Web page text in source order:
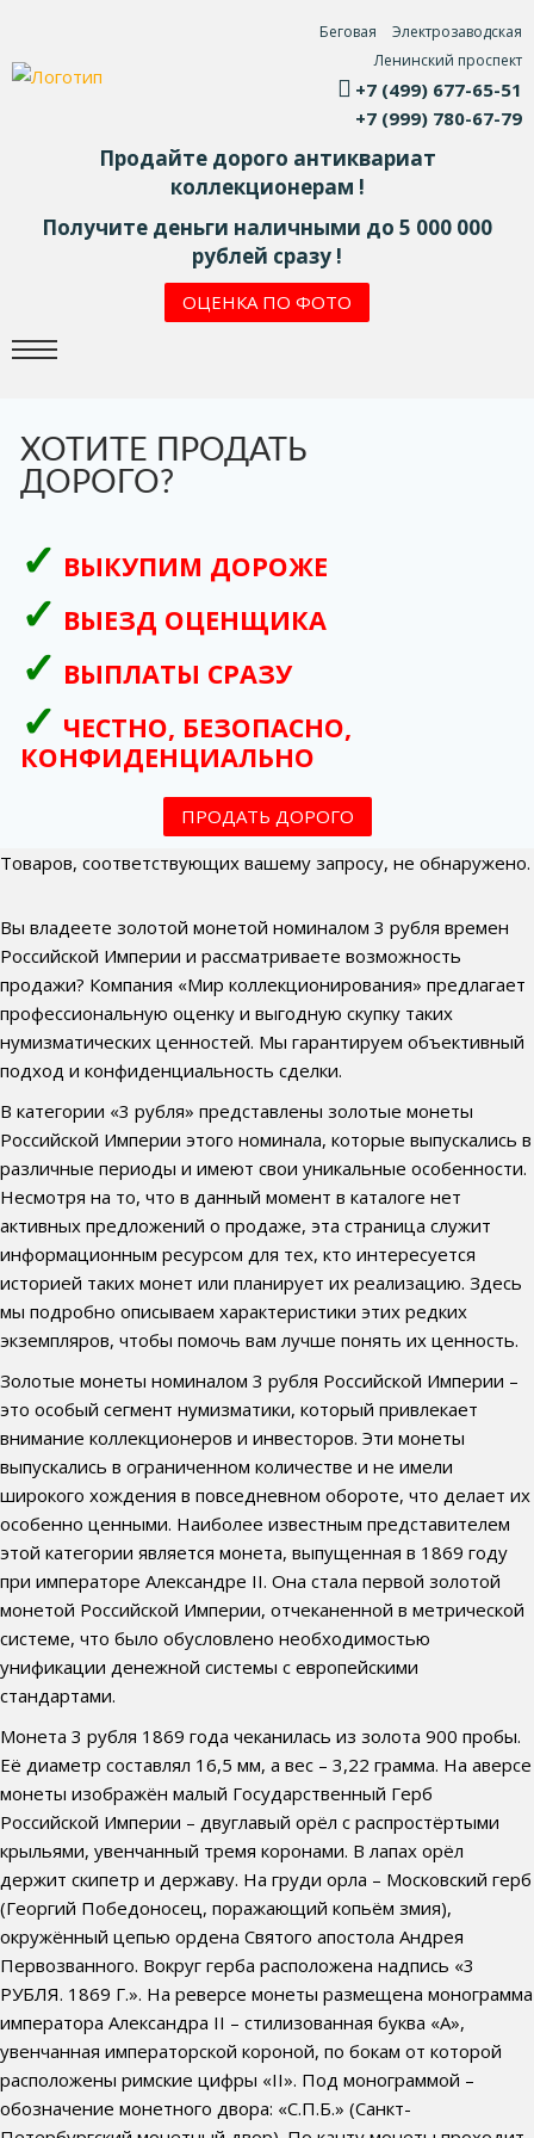
Беговая
Электрозаводская
Ленинский проспект
+7 (499) 677-65-51
+7 (999) 780-67-79
Продайте дорого антиквариат
коллекционерам !
Получите деньги наличными до 5 000 000
рублей сразу !
ОЦЕНКА ПО ФОТО
ХОТИТЕ ПРОДАТЬ
ДОРОГО?
ВЫКУПИМ ДОРОЖЕ
ВЫЕЗД ОЦЕНЩИКА
ВЫПЛАТЫ СРАЗУ
ЧЕСТНО, БЕЗОПАСНО,
КОНФИДЕНЦИАЛЬНО
ПРОДАТЬ ДОРОГО
Товаров, соответствующих вашему запросу, не обнаружено.
Вы владеете золотой монетой номиналом 3 рубля времен
Российской Империи и рассматриваете возможность
продажи? Компания «Мир коллекционирования» предлагает
профессиональную оценку и выгодную скупку таких
нумизматических ценностей. Мы гарантируем объективный
подход и конфиденциальность сделки.
В категории «3 рубля» представлены золотые монеты
Российской Империи этого номинала, которые выпускались в
различные периоды и имеют свои уникальные особенности.
Несмотря на то, что в данный момент в каталоге нет
активных предложений о продаже, эта страница служит
информационным ресурсом для тех, кто интересуется
историей таких монет или планирует их реализацию. Здесь
мы подробно описываем характеристики этих редких
экземпляров, чтобы помочь вам лучше понять их ценность.
Золотые монеты номиналом 3 рубля Российской Империи –
это особый сегмент нумизматики, который привлекает
внимание коллекционеров и инвесторов. Эти монеты
выпускались в ограниченном количестве и не имели
широкого хождения в повседневном обороте, что делает их
особенно ценными. Наиболее известным представителем
этой категории является монета, выпущенная в 1869 году
при императоре Александре II. Она стала первой золотой
монетой Российской Империи, отчеканенной в метрической
системе, что было обусловлено необходимостью
унификации денежной системы с европейскими
стандартами.
Монета 3 рубля 1869 года чеканилась из золота 900 пробы.
Её диаметр составлял 16,5 мм, а вес – 3,22 грамма. На аверсе
монеты изображён малый Государственный Герб
Российской Империи – двуглавый орёл с распростёртыми
крыльями, увенчанный тремя коронами. В лапах орёл
держит скипетр и державу. На груди орла – Московский герб
(Георгий Победоносец, поражающий копьём змия),
окружённый цепью ордена Святого апостола Андрея
Первозванного. Вокруг герба расположена надпись «3
РУБЛЯ. 1869 Г.». На реверсе монеты размещена монограмма
императора Александра II – стилизованная буква «А»,
увенчанная императорской короной, по бокам от которой
расположены римские цифры «II». Под монограммой –
обозначение монетного двора: «С.П.Б.» (Санкт-